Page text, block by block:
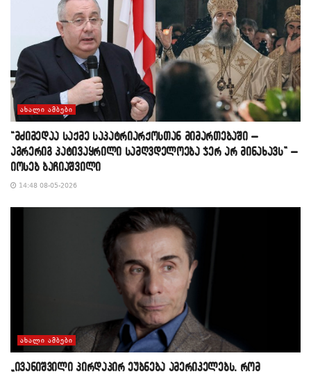
ᲐᲮᲐᲚᲘ ᲐᲛᲑᲔᲑᲘ
“მძიმედაა საქმე საპატრიარქოსთან მიმართებაში –
აგრერიგ პატივაყრილი სამღვდელოება ჯერ არ მინახავს” –
იოსებ ბაჩიაშვილი
14:48 08-05-2026
ᲐᲮᲐᲚᲘ ᲐᲛᲑᲔᲑᲘ
„ივანიშვილი პირდაპირ ეუბნება ამერიკელებს, რომ